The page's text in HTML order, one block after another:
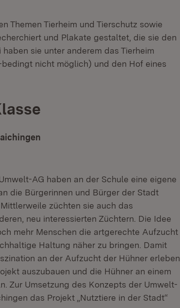
Themen Tierheim und Tierschutz sowie
und Plakate gestaltet, die sie den
sie unter anderem das Tierheim
nicht möglich) und den Hof eines
AG haben an der Schule eine eigene
die Bürgerinnen und Bürger der Stadt
züchten sie auch das
neu interessierten Züchtern. Die Idee
mehr Menschen die artgerechte Aufzucht
Haltung näher zu bringen. Damit
an der Aufzucht der Hühner erleben
auszubauen und die Hühner an einem
Zur Umsetzung des Konzepts der Umwelt-
das Projekt „Nutztiere in der Stadt“